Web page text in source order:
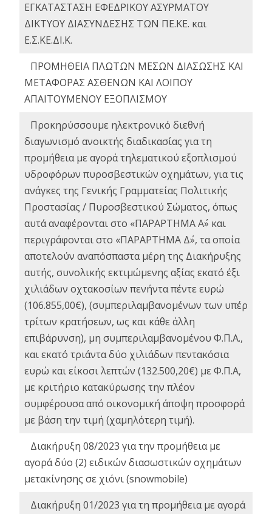
ΕΓΚΑΤΑΣΤΑΣΗ ΕΦΕΔΡΙΚΟΥ ΑΣΥΡΜΑΤΟΥ
ΔΙΚΤΥΟΥ ΔΙΑΣΥΝΔΕΣΗΣ ΤΩΝ ΠΕ.ΚΕ. και
Ε.Σ.ΚΕ.ΔΙ.Κ.
ΠΡΟΜΗΘΕΙΑ ΠΛΩΤΩΝ ΜΕΣΩΝ ΔΙΑΣΩΣΗΣ ΚΑΙ
ΜΕΤΑΦΟΡΑΣ ΑΣΘΕΝΩΝ ΚΑΙ ΛΟΙΠΟΥ
ΑΠΑΙΤΟΥΜΕΝΟΥ ΕΞΟΠΛΙΣΜΟΥ
Προκηρύσσουμε ηλεκτρονικό διεθνή
διαγωνισμό ανοικτής διαδικασίας για τη
προμήθεια με αγορά τηλεματικού εξοπλισμού
υδροφόρων πυροσβεστικών οχημάτων, για τις
ανάγκες της Γενικής Γραμματείας Πολιτικής
Προστασίας / Πυροσβεστικού Σώματος, όπως
αυτά αναφέρονται στο «ΠΑΡΑΡΤΗΜΑ Α΄» και
περιγράφονται στο «ΠΑΡΑΡΤΗΜΑ Δ΄», τα οποία
αποτελούν αναπόσπαστα μέρη της Διακήρυξης
αυτής, συνολικής εκτιμώμενης αξίας εκατό έξι
χιλιάδων οχτακοσίων πενήντα πέντε ευρώ
(106.855,00€), (συμπεριλαμβανομένων των υπέρ
τρίτων κρατήσεων, ως και κάθε άλλη
επιβάρυνση), μη συμπεριλαμβανομένου Φ.Π.Α.,
και εκατό τριάντα δύο χιλιάδων πεντακόσια
ευρώ και είκοσι λεπτών (132.500,20€) με Φ.Π.Α,
με κριτήριο κατακύρωσης την πλέον
συμφέρουσα από οικονομική άποψη προσφορά
με βάση την τιμή (χαμηλότερη τιμή).
Διακήρυξη 08/2023 για την προμήθεια με
αγορά δύο (2) ειδικών διασωστικών οχημάτων
μετακίνησης σε χιόνι (snowmobile)
Διακήρυξη 01/2023 για τη προμήθεια με αγορά